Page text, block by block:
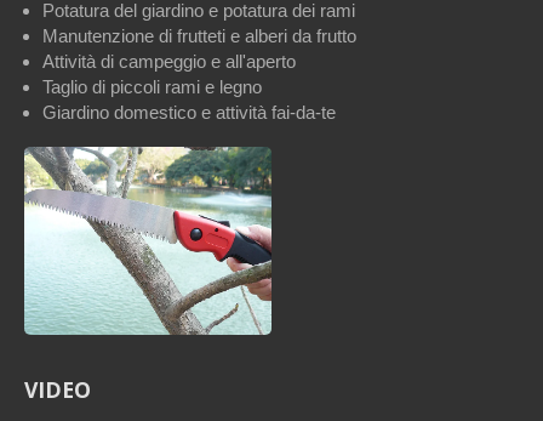
Potatura del giardino e potatura dei rami
Manutenzione di frutteti e alberi da frutto
Attività di campeggio e all'aperto
Taglio di piccoli rami e legno
Giardino domestico e attività fai-da-te
VIDEO